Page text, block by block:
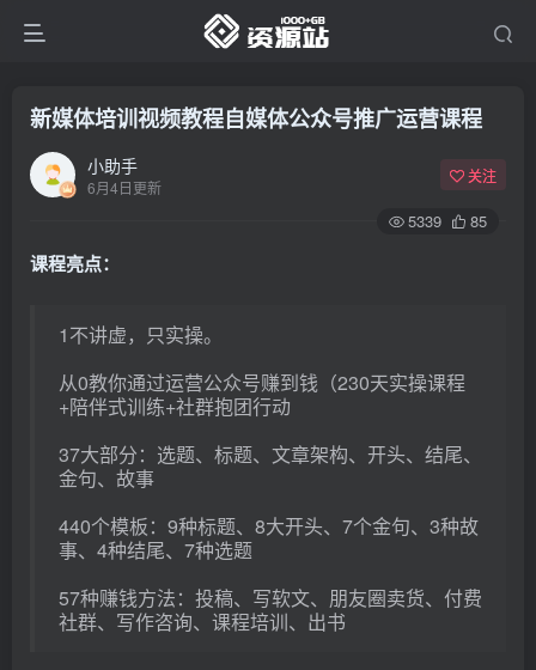
新媒体培训视频教程自媒体公众号推广运营课程
小助手
6月4日更新
关注
5339 85
课程亮点：
1不讲虚，只实操。
从0教你通过运营公众号赚到钱（230天实操课程
+陪伴式训练+社群抱团行动
37大部分：选题、标题、文章架构、开头、结尾、
金句、故事
440个模板：9种标题、8大开头、7个金句、3种故
事、4种结尾、7种选题
57种赚钱方法：投稿、写软文、朋友圈卖货、付费
社群、写作咨询、课程培训、出书